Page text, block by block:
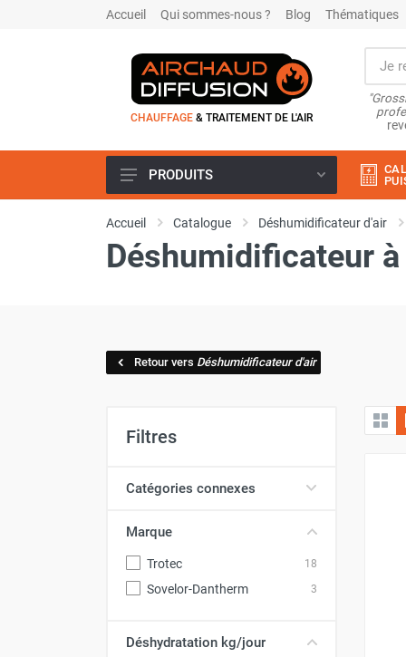
Accueil Qui sommes-nous ? Blog Thématiques
CHAUFFAGE & TRAITEMENT DE L'AIR
Climatiseur
Climatiseur mobile
Rafraichisseur d'air mobile
Brumisateur d'air
Coffret de brumisation
Ventilateur / extracteur d'air mobile
Ventilateur fixe
Ventilateur industriel
Ventilateur de chantier
Ventilateur centrifuge
Ventilateur sur pied
PRODUITS
Accueil Catalogue Déshumidificateur d'air
Déshumidificateur
Retour vers Déshumidificateur d'air
Filtres
Catégories connexes
Marque
Trotec 18
Sovelor-Dantherm 3
Déshydratation kg/jour